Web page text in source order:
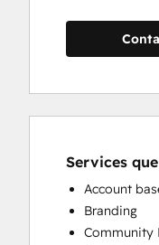
Services
Account
Branding
Community